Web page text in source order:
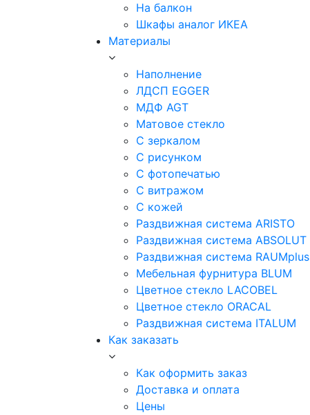
На балкон
Шкафы аналог ИКЕА
Материалы
Наполнение
ЛДСП EGGER
МДФ AGT
Матовое стекло
С зеркалом
С рисунком
С фотопечатью
С витражом
С кожей
Раздвижная система ARISTO
Раздвижная система ABSOLUT
Раздвижная система RAUMplus
Мебельная фурнитура BLUM
Цветное стекло LACOBEL
Цветное стекло ORACAL
Раздвижная система ITALUM
Как заказать
Как оформить заказ
Доставка и оплата
Цены